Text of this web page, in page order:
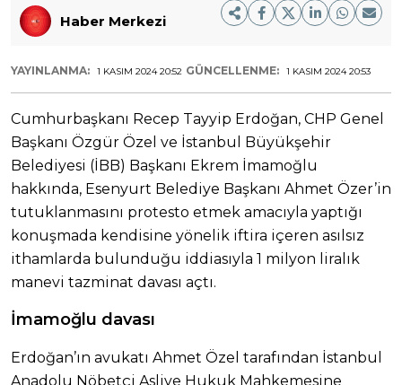
Haber Merkezi
YAYINLANMA: 1 KASIM 2024 20:52 GÜNCELLENME: 1 KASIM 2024 20:53
Cumhurbaşkanı Recep Tayyip Erdoğan, CHP Genel
Başkanı Özgür Özel ve İstanbul Büyükşehir
Belediyesi (İBB) Başkanı Ekrem İmamoğlu
hakkında, Esenyurt Belediye Başkanı Ahmet Özer’in
tutuklanmasını protesto etmek amacıyla yaptığı
konuşmada kendisine yönelik iftira içeren asılsız
ithamlarda bulunduğu iddiasıyla 1 milyon liralık
manevi tazminat davası açtı.
İmamoğlu davası
Erdoğan’ın avukatı Ahmet Özel tarafından İstanbul
Anadolu Nöbetçi Asliye Hukuk Mahkemesine